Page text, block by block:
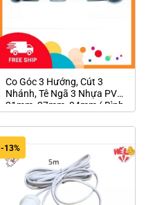
Co Góc 3 Hướng, Cút 3
Nhánh, Tê Ngã 3 Nhựa PVC :
21mm, 27mm, 34mm ( Bình
-13%